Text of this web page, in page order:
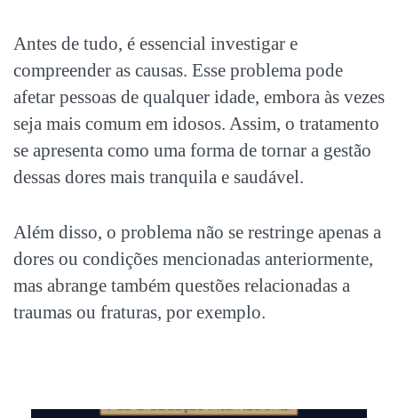
Antes de tudo, é essencial investigar e
compreender as causas. Esse problema pode
afetar pessoas de qualquer idade, embora às vezes
seja mais comum em idosos. Assim, o tratamento
se apresenta como uma forma de tornar a gestão
dessas dores mais tranquila e saudável.
Além disso, o problema não se restringe apenas a
dores ou condições mencionadas anteriormente,
mas abrange também questões relacionadas a
traumas ou fraturas, por exemplo.